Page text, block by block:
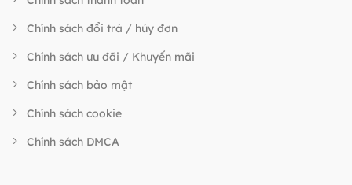
Chính sách đổi trả / hủy đơn
Chính sách ưu đãi / Khuyến mãi
Chính sách bảo mật
Chính sách cookie
Chính sách DMCA